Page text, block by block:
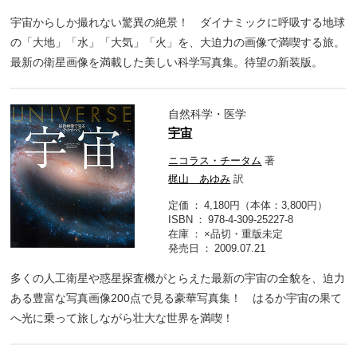
宇宙からしか撮れない驚異の絶景！ ダイナミックに呼吸する地球
の「大地」「水」「大気」「火」を、大迫力の画像で満喫する旅。
最新の衛星画像を満載した美しい科学写真集。待望の新装版。
自然科学・医学
宇宙
ニコラス・チータム 著
梶山 あゆみ 訳
定価
4,180円（本体：3,800円）
ISBN
978-4-309-25227-8
在庫
×品切・重版未定
発売日
2009.07.21
多くの人工衛星や惑星探査機がとらえた最新の宇宙の全貌を、迫力
ある豊富な写真画像200点で見る豪華写真集！ はるか宇宙の果て
へ光に乗って旅しながら壮大な世界を満喫！